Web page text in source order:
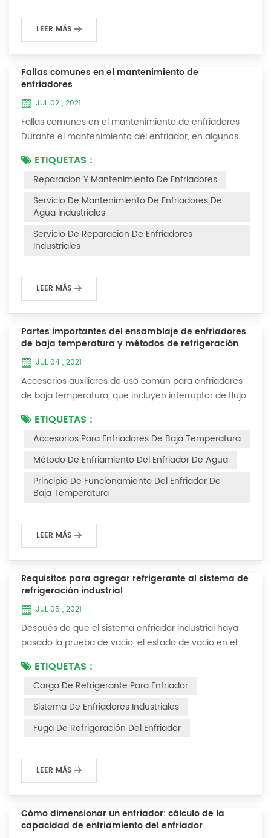
LEER MÁS
Fallas comunes en el mantenimiento de
enfriadores
JUL 02 , 2021
Fallas comunes en el mantenimiento de enfriadores
Durante el mantenimiento del enfriador, en algunos
que el enfriador se haya utilizado durante un período
de tiempo, encontraremos que el enfriador hace ruido
y hay muchas capas de polvo en los accesorios. Este
es un fenómeno común en el uso del enfriador. En
ETIQUETAS :
Reparacion Y Mantenimiento De Enfriadores
Servicio De Mantenimiento De Enfriadores De
Agua Industriales
Servicio De Reparacion De Enfriadores
Industriales
LEER MÁS
Partes importantes del ensamblaje de enfriadores
de baja temperatura y métodos de refrigeración
JUL 04 , 2021
Accesorios auxiliares de uso común para enfriadores
de baja temperatura, que incluyen interruptor de flujo
diferencia de presión, controlador de temperatura y
válvula solenoide, así como una breve introducción de
tres métodos de enfriamiento, refrigeración por
vaporización líquida, refrigeración por expansión de
gas y refrigeración termoeléctrica. Ac...
ETIQUETAS :
Accesorios Para Enfriadores De Baja Temperatura
Método De Enfriamiento Del Enfriador De Agua
Principio De Funcionamiento Del Enfriador De
Baja Temperatura
LEER MÁS
Requisitos para agregar refrigerante al sistema de
refrigeración industrial
JUL 05 , 2021
Después de que el sistema enfriador industrial haya
pasado la prueba de vacío, el estado de vacío en el
Carga de refrigerante Para los sistemas recién
instalados, se puede agregar refrigerante al extremo
de alta presión y el método de operación es el
refrigeración del condensador y mantenga la válvul...
ETIQUETAS :
Carga De Refrigerante Para Enfriador
Sistema De Enfriadores Industriales
Fuga De Refrigeración Del Enfriador
LEER MÁS
Cómo dimensionar un enfriador: cálculo de la
capacidad de enfriamiento del enfriador